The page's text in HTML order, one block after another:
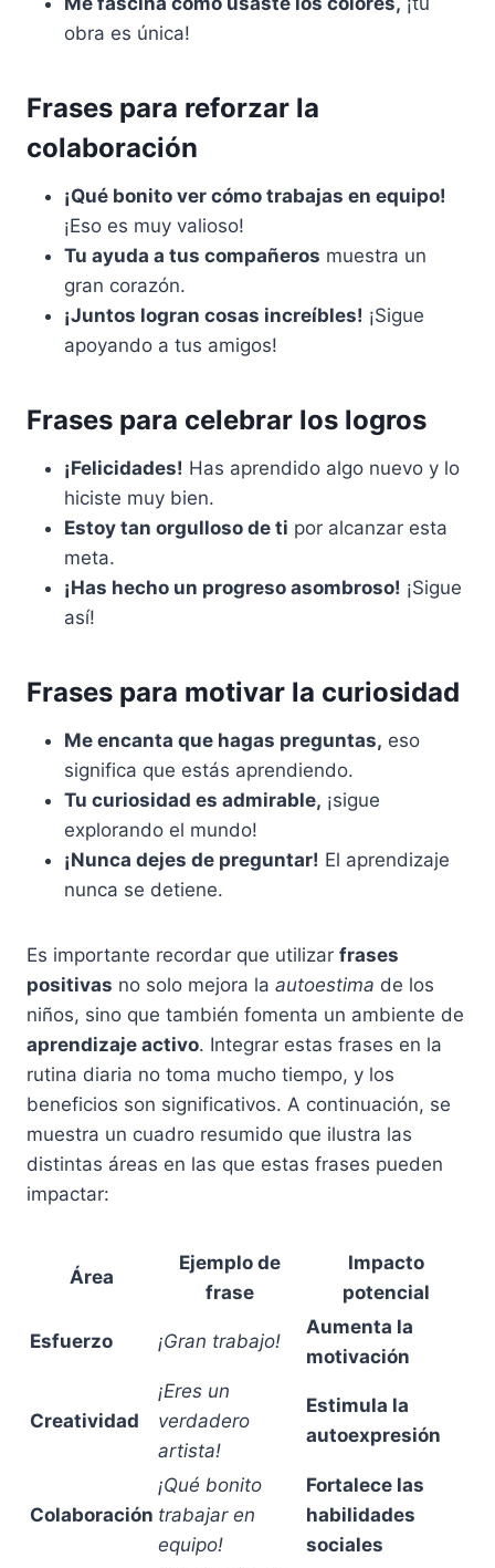
obra es única!
Frases para reforzar la
colaboración
¡Qué bonito ver cómo trabajas en equipo!
¡Eso es muy valioso!
Tu ayuda a tus compañeros muestra un
gran corazón.
¡Juntos logran cosas increíbles! ¡Sigue
apoyando a tus amigos!
Frases para celebrar los logros
¡Felicidades! Has aprendido algo nuevo y lo
hiciste muy bien.
Estoy tan orgulloso de ti por alcanzar esta
meta.
¡Has hecho un progreso asombroso! ¡Sigue
así!
Frases para motivar la curiosidad
Me encanta que hagas preguntas, eso
significa que estás aprendiendo.
Tu curiosidad es admirable, ¡sigue
explorando el mundo!
¡Nunca dejes de preguntar! El aprendizaje
nunca se detiene.
Es importante recordar que utilizar frases
positivas no solo mejora la autoestima de los
niños, sino que también fomenta un ambiente de
aprendizaje activo. Integrar estas frases en la
rutina diaria no toma mucho tiempo, y los
beneficios son significativos. A continuación, se
muestra un cuadro resumido que ilustra las
distintas áreas en las que estas frases pueden
impactar:
Área
Ejemplo de
frase
Impacto
potencial
Esfuerzo ¡Gran trabajo!
Aumenta la
motivación
Creatividad
¡Eres un
verdadero
artista!
Estimula la
autoexpresión
Colaboración
¡Qué bonito
trabajar en
equipo!
Fortalece las
habilidades
sociales